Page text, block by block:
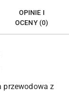
OPINIE I
OCENY (0)
przewodowa z